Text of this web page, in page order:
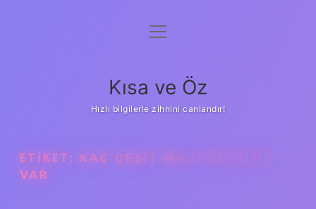
Anasayfa
Yasal Uyarı
menüyü
Kısa ve Öz
Hızlı bilgilerle zihnini canlandır!
ETIKET: KAÇ ÇEŞIT MILLIYETÇILIK
VAR